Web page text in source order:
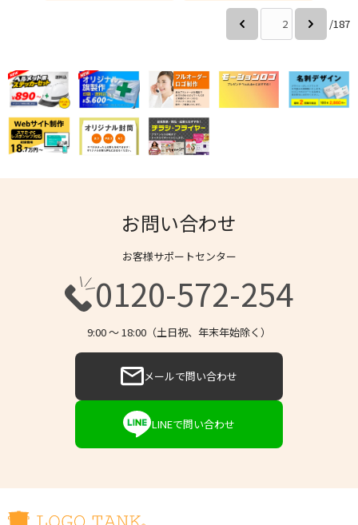
/187
お問い合わせ
お客様サポートセンター
0120-572-254
9:00 〜 18:00（土日祝、年末年始除く）
メールで問い合わせ
LINEで問い合わせ